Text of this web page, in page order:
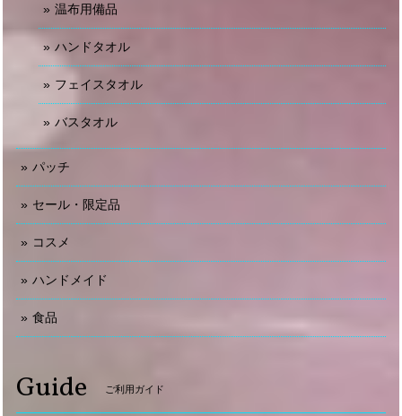
温布用備品
ハンドタオル
フェイスタオル
バスタオル
パッチ
セール・限定品
コスメ
ハンドメイド
食品
Guide ご利用ガイド